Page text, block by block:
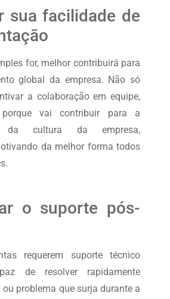
sua facilidade de
for, melhor contribuirá para
global da empresa. Não só
a colaboração em equipe,
vai contribuir para a
da cultura da empresa,
da melhor forma todos
o suporte pós-
requerem suporte técnico
de resolver rapidamente
problema que surja durante a